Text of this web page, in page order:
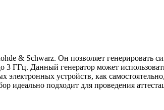
& Schwarz. Он позволяет генерировать
3 ГГц. Данный генератор может
электронных устройств, как
идеально подходит для проведения